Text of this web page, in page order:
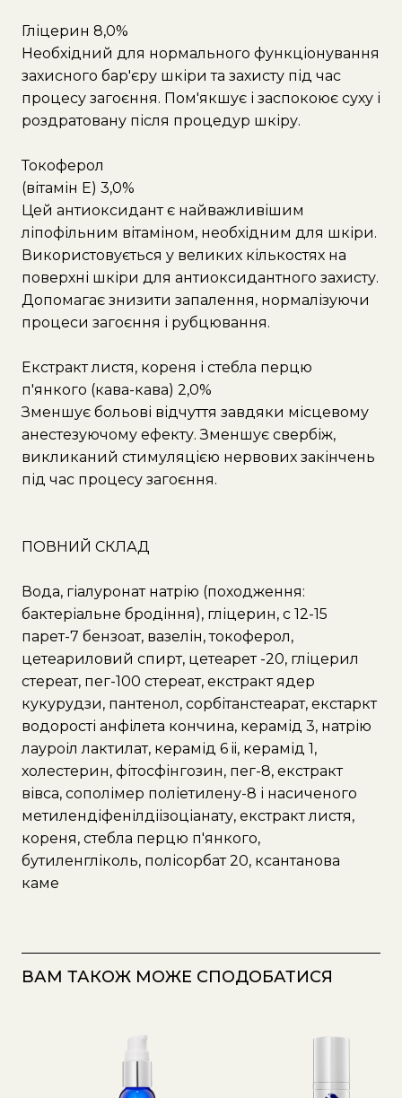
Гліцерин 8,0%
Необхідний для нормального функціонування
захисного бар'єру шкіри та захисту під час
процесу загоєння. Пом'якшує і заспокоює суху і
роздратовану після процедур шкіру.
Токоферол
(вітамін Е) 3,0%
Цей антиоксидант є найважливішим
ліпофільним вітаміном, необхідним для шкіри.
Використовується у великих кількостях на
поверхні шкіри для антиоксидантного захисту.
Допомагає знизити запалення, нормалізуючи
процеси загоєння і рубцювання.
Екстракт листя, кореня і стебла перцю
п'янкого (кава-кава) 2,0%
Зменшує больові відчуття завдяки місцевому
анестезуючому ефекту. Зменшує свербіж,
викликаний стимуляцією нервових закінчень
під час процесу загоєння.
ПОВНИЙ СКЛАД
Вода, гіалуронат натрію (походження:
бактеріальне бродіння), гліцерин, c 12-15
парет-7 бензоат, вазелін, токоферол,
цетеариловий спирт, цетеарет -20, гліцерил
стереат, пег-100 стереат, екстракт ядер
кукурудзи, пантенол, сорбітанстеарат, екстаркт
водорості анфілета кончина, керамід 3, натрію
лауроіл лактилат, керамід 6 ii, керамід 1,
холестерин, фітосфінгозин, пег-8, екстракт
вівса, сополімер поліетилену-8 і насиченого
метилендіфенілдіізоціанату, екстракт листя,
кореня, стебла перцю п'янкого,
бутиленгліколь, полісорбат 20, ксантанова
каме
ВАМ ТАКОЖ МОЖЕ СПОДОБАТИСЯ